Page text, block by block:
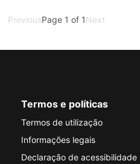
PreviousPage 1 of 1Next
Termos e políticas
Termos de utilização
Informações legais
Declaração de acessibilidade